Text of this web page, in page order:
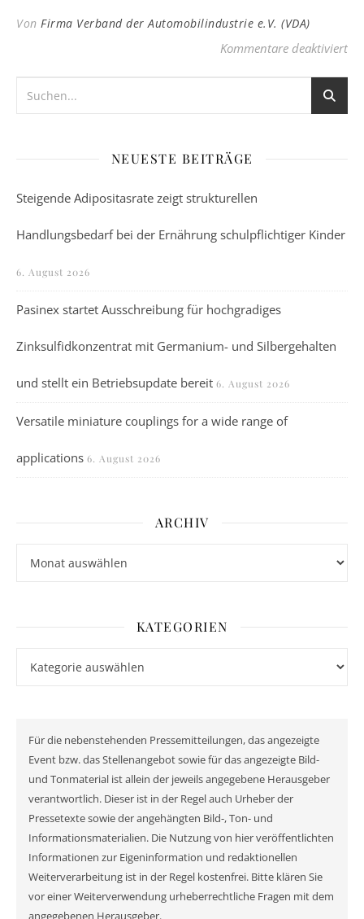
Von Firma Verband der Automobilindustrie e.V. (VDA)
Kommentare deaktiviertfür
NEUESTE BEITRÄGE
Steigende Adipositasrate zeigt strukturellen
Handlungsbedarf bei der Ernährung schulpflichtiger Kinder
6. August 2026
Pasinex startet Ausschreibung für hochgradiges
Zinksulfidkonzentrat mit Germanium- und Silbergehalten
und stellt ein Betriebsupdate bereit 6. August 2026
Versatile miniature couplings for a wide range of
applications 6. August 2026
ARCHIV
KATEGORIEN
Für die nebenstehenden Pressemitteilungen, das angezeigte
Event bzw. das Stellenangebot sowie für das angezeigte Bild-
und Tonmaterial ist allein der jeweils angegebene Herausgeber
verantwortlich. Dieser ist in der Regel auch Urheber der
Pressetexte sowie der angehängten Bild-, Ton- und
Informationsmaterialien. Die Nutzung von hier veröffentlichten
Informationen zur Eigeninformation und redaktionellen
Weiterverarbeitung ist in der Regel kostenfrei. Bitte klären Sie
vor einer Weiterverwendung urheberrechtliche Fragen mit dem
angegebenen Herausgeber.